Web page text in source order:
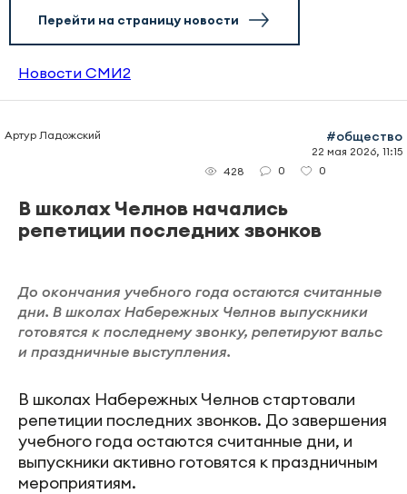
Перейти на страницу новости
Новости СМИ2
Артур Ладожский #общество
22 мая 2026, 11:15
428
0 0
В школах Челнов начались
репетиции последних звонков
До окончания учебного года остаются считанные
дни. В школах Набережных Челнов выпускники
готовятся к последнему звонку, репетируют вальс
и праздничные выступления.
В школах Набережных Челнов стартовали
репетиции последних звонков. До завершения
учебного года остаются считанные дни, и
выпускники активно готовятся к праздничным
мероприятиям.